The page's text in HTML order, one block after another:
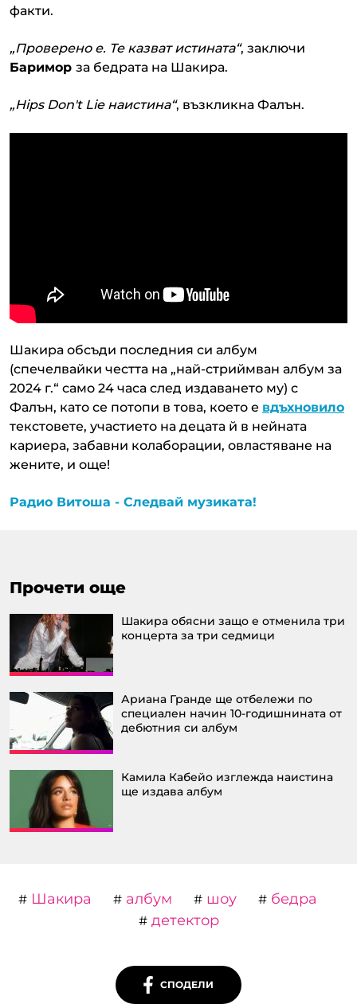
факти.
„Проверено е. Те казват истината“, заключи
Баримор за бедрата на Шакира.
„Hips Don't Lie наистина“, възкликна Фалън.
Шакира обсъди последния си албум
(спечелвайки честта на „най-стриймван албум за
2024 г.“ само 24 часа след издаването му) с
Фалън, като се потопи в това, което е вдъхновило
текстовете, участието на децата й в нейната
кариера, забавни колаборации, овластяване на
жените, и още!
Радио Витоша - Следвай музиката!
Прочети още
Шакира обясни защо е отменила три
концерта за три седмици
Ариана Гранде ще отбележи по
специален начин 10-годишнината от
дебютния си албум
Камила Кабейо изглежда наистина
ще издава албум
# Шакира # албум # шоу # бедра
#детектор
СПОДЕЛИ